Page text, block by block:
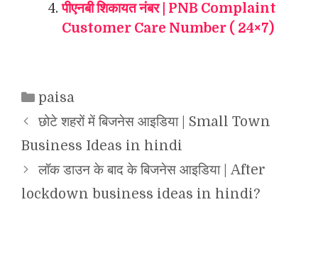
पीएनबी शिकायत नंबर | PNB Complaint
Customer Care Number ( 24×7)
Categories
paisa
छोटे शहरों में बिजनेस आइडिया | Small Town
Business Ideas in hindi
लॉक डाउन के बाद के बिजनेस आइडिया | After
lockdown business ideas in hindi?